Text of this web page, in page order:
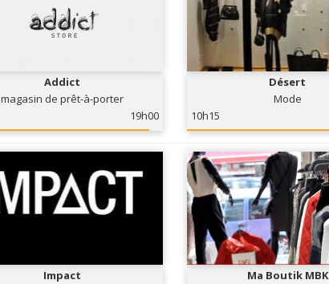
Addict
magasin de prêt-à-porter
19h00
Désert
Mode
10h15
Impact
Ma Boutik MBK